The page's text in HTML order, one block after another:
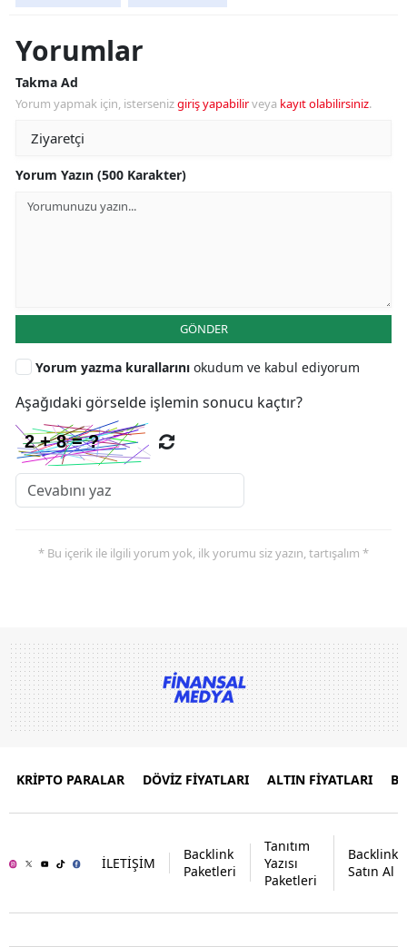
Yorumlar
Takma Ad
Yorum yapmak için, istersenizgiriş yapabilirveya kayıt olabilirsiniz.
Yorum Yazın (500 Karakter)
GÖNDER
Yorum yazma kurallarını okudum ve kabul ediyorum
Aşağıdaki görselde işlemin sonucu kaçtır?
* Bu içerik ile ilgili yorum yok, ilk yorumu siz yazın, tartışalım *
KRİPTO PARALAR DÖVİZ FİYATLARI ALTIN FİYATLARI
İLETİŞİM
Backlink
Paketleri
Tanıtım
Yazısı
Paketleri
Backlink
Satın Al